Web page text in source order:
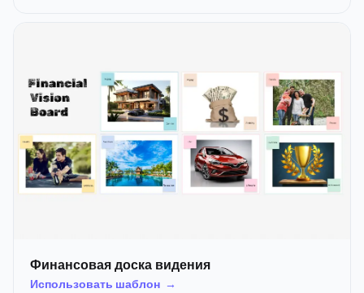
Финансовая доска видения
Использовать шаблон →